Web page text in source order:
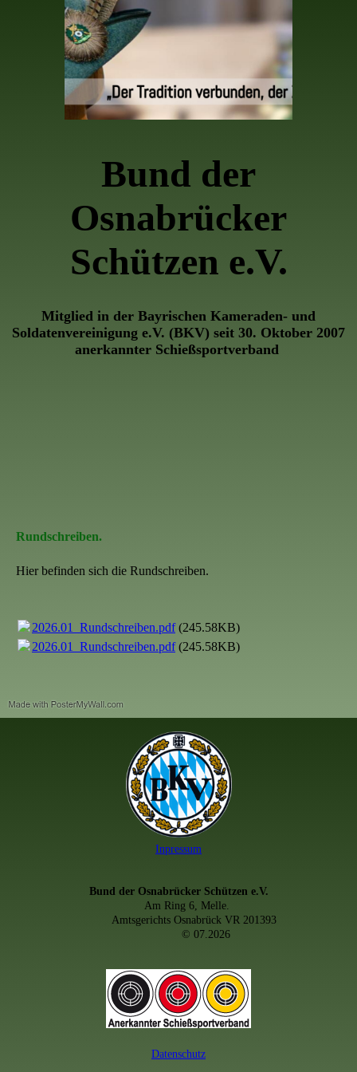
Bund der
Osnabrücker
Schützen e.V.
Mitglied in der Bayrischen Kameraden- und
Soldatenvereinigung e.V. (BKV) seit 30. Oktober 2007
anerkannter Schießsportverband
Rundschreiben.
Hier befinden sich die Rundschreiben.
2026.01_Rundschreiben.pdf(245.58KB)
2026.01_Rundschreiben.pdf(245.58KB)
Inpressum
Bund der Osnabrücker Schützen e.V.
Am Ring 6, Melle.
Amtsgerichts Osnabrück VR 201393
© 07.2026
Datenschutz